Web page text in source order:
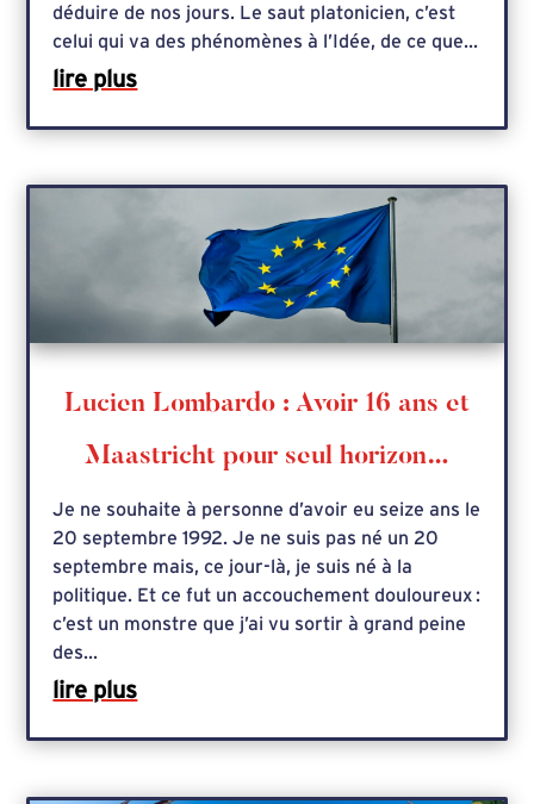
déduire de nos jours. Le saut platonicien, c’est
celui qui va des phénomènes à l’Idée, de ce que...
lire plus
Lucien Lombardo : Avoir 16 ans et
Maastricht pour seul horizon…
Je ne souhaite à personne d’avoir eu seize ans le
20 septembre 1992. Je ne suis pas né un 20
septembre mais, ce jour-là, je suis né à la
politique. Et ce fut un accouchement douloureux :
c’est un monstre que j’ai vu sortir à grand peine
des...
lire plus